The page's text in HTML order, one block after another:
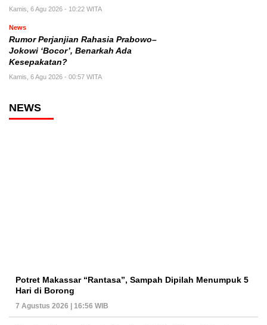
Kamis, 6 Agu 2026 - 10:22 WITA
News
Rumor Perjanjian Rahasia Prabowo–
Jokowi ‘Bocor’, Benarkah Ada
Kesepakatan?
Kamis, 6 Agu 2026 - 00:57 WITA
NEWS
Potret Makassar “Rantasa”, Sampah Dipilah Menumpuk 5
Hari di Borong
7 Agustus 2026 | 16:56 WIB